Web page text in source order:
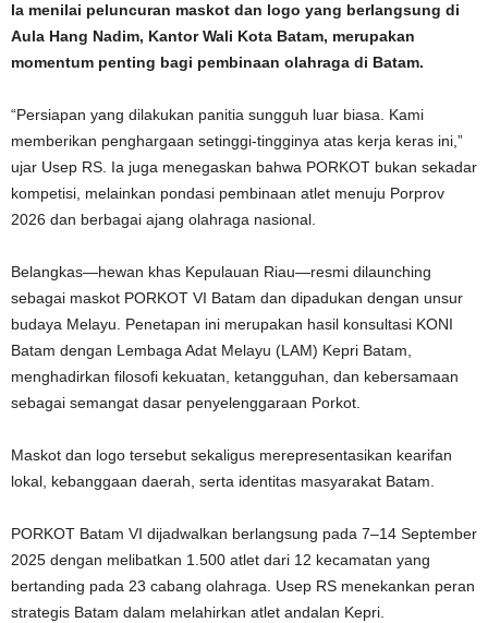
Ia menilai peluncuran maskot dan logo yang berlangsung di
Aula Hang Nadim, Kantor Wali Kota Batam, merupakan
momentum penting bagi pembinaan olahraga di Batam.
“Persiapan yang dilakukan panitia sungguh luar biasa. Kami
memberikan penghargaan setinggi-tingginya atas kerja keras ini,”
ujar Usep RS. Ia juga menegaskan bahwa PORKOT bukan sekadar
kompetisi, melainkan pondasi pembinaan atlet menuju Porprov
2026 dan berbagai ajang olahraga nasional.
Belangkas—hewan khas Kepulauan Riau—resmi dilaunching
sebagai maskot PORKOT VI Batam dan dipadukan dengan unsur
budaya Melayu. Penetapan ini merupakan hasil konsultasi KONI
Batam dengan Lembaga Adat Melayu (LAM) Kepri Batam,
menghadirkan filosofi kekuatan, ketangguhan, dan kebersamaan
sebagai semangat dasar penyelenggaraan Porkot.
Maskot dan logo tersebut sekaligus merepresentasikan kearifan
lokal, kebanggaan daerah, serta identitas masyarakat Batam.
PORKOT Batam VI dijadwalkan berlangsung pada 7–14 September
2025 dengan melibatkan 1.500 atlet dari 12 kecamatan yang
bertanding pada 23 cabang olahraga. Usep RS menekankan peran
strategis Batam dalam melahirkan atlet andalan Kepri.